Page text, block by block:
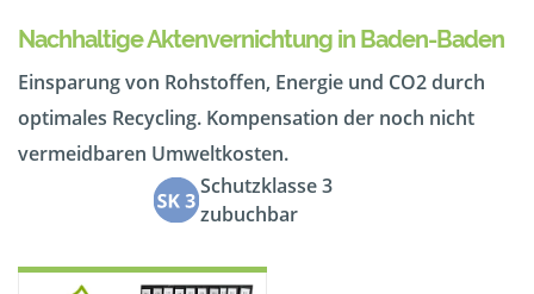
Nachhaltige Aktenvernichtung in Baden-Baden
Einsparung von Rohstoffen, Energie und CO2 durch
optimales Recycling. Kompensation der noch nicht
vermeidbaren Umweltkosten.
Schutzklasse 3
zubuchbar